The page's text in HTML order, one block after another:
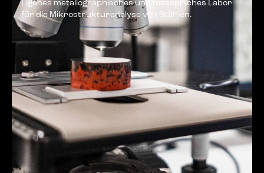
Eigenes metallographisches und messphiches Labor
für die Mikrostrukturanalyse von Stählen.